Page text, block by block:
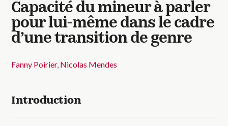
A la une
Adolescence
Dispositif
Enfance
Périnatalité
Psychanalyse
Psychopathologie
Soin
Dossiers
Auteurs
Blocs-notes
Capacité du mineur à parler
pour lui-même dans le cadre
d’une transition de genre
Fanny Poirier Nicolas Mendes
Introduction